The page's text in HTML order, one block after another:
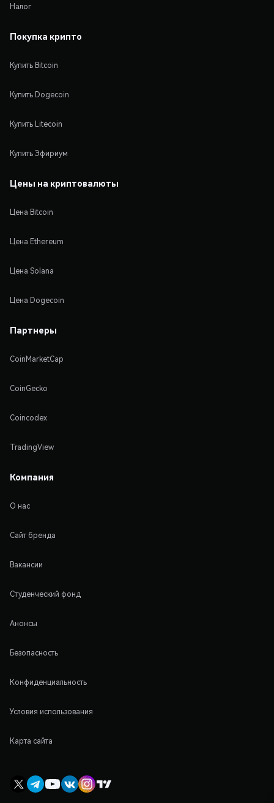
Налог
Покупка крипто
Купить Bitcoin
Купить Dogecoin
Купить Litecoin
Купить Эфириум
Цены на криптовалюты
Цена Bitcoin
Цена Ethereum
Цена Solana
Цена Dogecoin
Партнеры
CoinMarketCap
CoinGecko
Coincodex
TradingView
Компания
О нас
Сайт бренда
Вакансии
Студенческий фонд
Анонсы
Безопасность
Конфиденциальность
Условия использования
Карта сайта